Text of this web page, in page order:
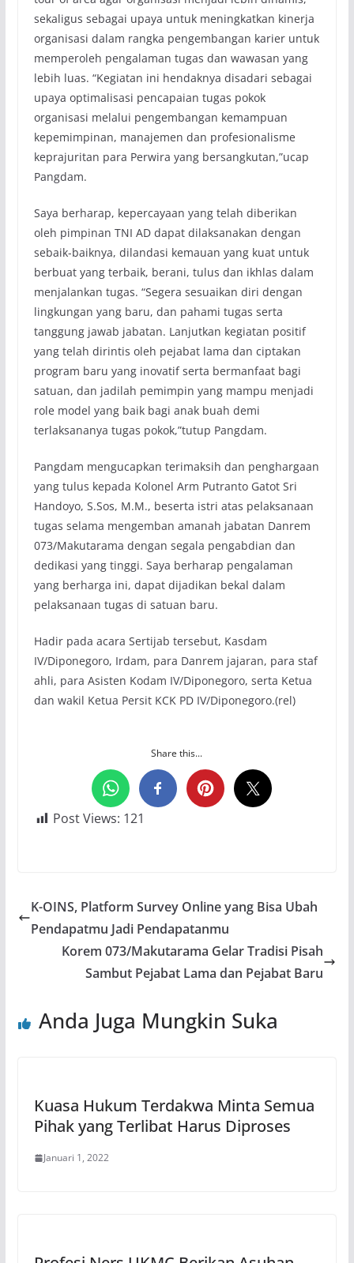
sekaligus sebagai upaya untuk meningkatkan kinerja
organisasi dalam rangka pengembangan karier untuk
memperoleh pengalaman tugas dan wawasan yang
lebih luas. “Kegiatan ini hendaknya disadari sebagai
upaya optimalisasi pencapaian tugas pokok
organisasi melalui pengembangan kemampuan
kepemimpinan, manajemen dan profesionalisme
keprajuritan para Perwira yang bersangkutan,”ucap
Pangdam.
Saya berharap, kepercayaan yang telah diberikan
oleh pimpinan TNI AD dapat dilaksanakan dengan
sebaik-baiknya, dilandasi kemauan yang kuat untuk
berbuat yang terbaik, berani, tulus dan ikhlas dalam
menjalankan tugas. “Segera sesuaikan diri dengan
lingkungan yang baru, dan pahami tugas serta
tanggung jawab jabatan. Lanjutkan kegiatan positif
yang telah dirintis oleh pejabat lama dan ciptakan
program baru yang inovatif serta bermanfaat bagi
satuan, dan jadilah pemimpin yang mampu menjadi
role model yang baik bagi anak buah demi
terlaksananya tugas pokok,”tutup Pangdam.
Pangdam mengucapkan terimaksih dan penghargaan
yang tulus kepada Kolonel Arm Putranto Gatot Sri
Handoyo, S.Sos, M.M., beserta istri atas pelaksanaan
tugas selama mengemban amanah jabatan Danrem
073/Makutarama dengan segala pengabdian dan
dedikasi yang tinggi. Saya berharap pengalaman
yang berharga ini, dapat dijadikan bekal dalam
pelaksanaan tugas di satuan baru.
Hadir pada acara Sertijab tersebut, Kasdam
IV/Diponegoro, Irdam, para Danrem jajaran, para staf
ahli, para Asisten Kodam IV/Diponegoro, serta Ketua
dan wakil Ketua Persit KCK PD IV/Diponegoro.(rel)
Share this...
Post Views: 121
K-OINS, Platform Survey Online yang Bisa Ubah
Pendapatmu Jadi Pendapatanmu
Korem 073/Makutarama Gelar Tradisi Pisah
Sambut Pejabat Lama dan Pejabat Baru
Anda Juga Mungkin Suka
Kuasa Hukum Terdakwa Minta Semua
Pihak yang Terlibat Harus Diproses
Januari 1, 2022